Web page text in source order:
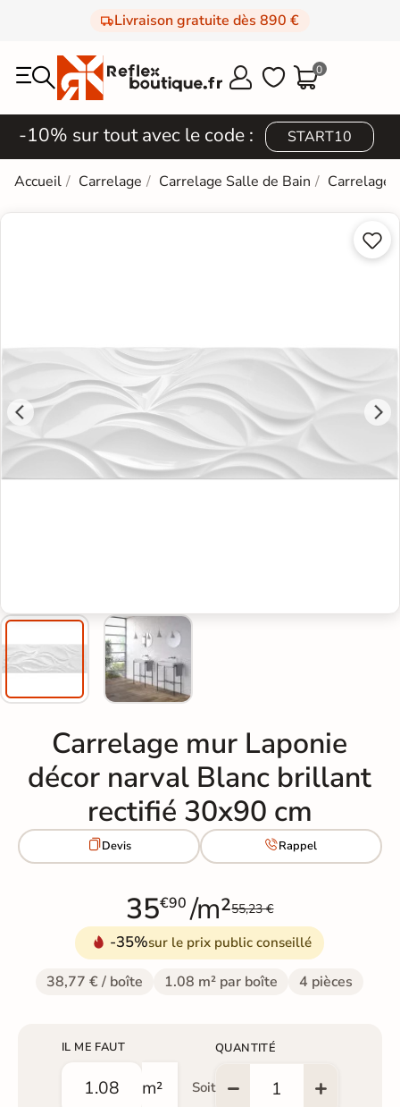
Livraison gratuite dès 890 €
  0
-10% sur tout avec le code : START10
Accueil Carrelage Carrelage Salle de Bain Carrelage


Carrelage mur Laponie
décor narval Blanc brillant
rectifié 30x90 cm
Devis Rappel
35€90 /m²55,23 €
-35%sur le prix public conseillé
38,77 € / boîte 1.08 m² par boîte 4 pièces
IL ME FAUT
m² Soit
QUANTITÉ